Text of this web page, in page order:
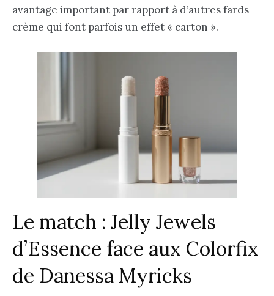
avantage important par rapport à d’autres fards
crème qui font parfois un effet « carton ».
Le match : Jelly Jewels
d’Essence face aux Colorfix
de Danessa Myricks